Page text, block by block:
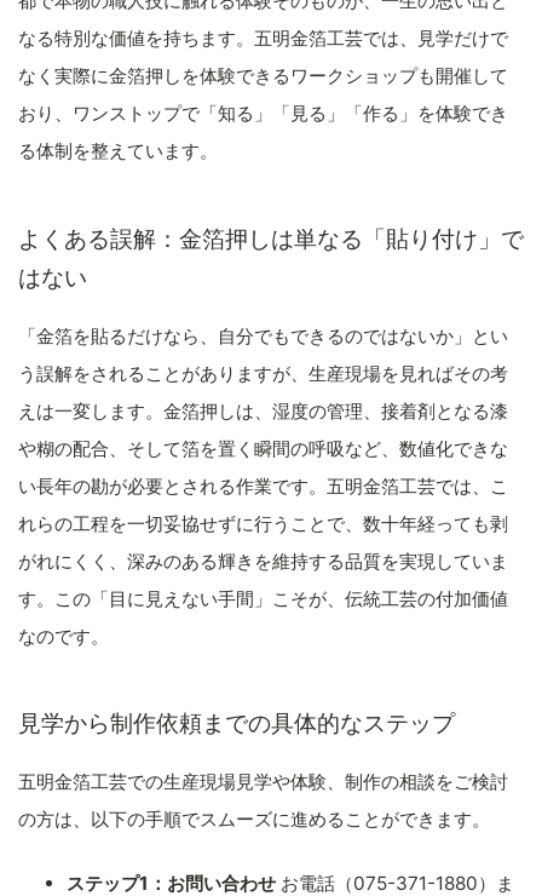
なる特別な価値を持ちます。五明金箔工芸では、見学だけで
なく実際に金箔押しを体験できるワークショップも開催して
おり、ワンストップで「知る」「見る」「作る」を体験でき
る体制を整えています。
よくある誤解：金箔押しは単なる「貼り付け」で
はない
「金箔を貼るだけなら、自分でもできるのではないか」とい
う誤解をされることがありますが、生産現場を見ればその考
えは一変します。金箔押しは、湿度の管理、接着剤となる漆
や糊の配合、そして箔を置く瞬間の呼吸など、数値化できな
い長年の勘が必要とされる作業です。五明金箔工芸では、こ
れらの工程を一切妥協せずに行うことで、数十年経っても剥
がれにくく、深みのある輝きを維持する品質を実現していま
す。この「目に見えない手間」こそが、伝統工芸の付加価値
なのです。
見学から制作依頼までの具体的なステップ
五明金箔工芸での生産現場見学や体験、制作の相談をご検討
の方は、以下の手順でスムーズに進めることができます。
ステップ1：お問い合わせ お電話（075-371-1880）ま